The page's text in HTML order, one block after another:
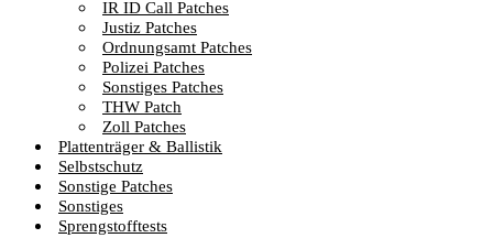
IR ID Call Patches
Justiz Patches
Ordnungsamt Patches
Polizei Patches
Sonstiges Patches
THW Patch
Zoll Patches
Plattenträger & Ballistik
Selbstschutz
Sonstige Patches
Sonstiges
Sprengstofftests